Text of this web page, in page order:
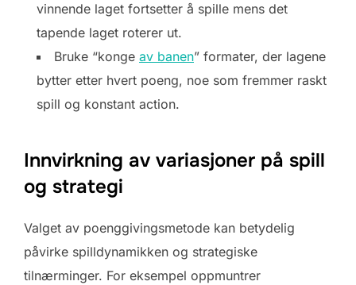
vinnende laget fortsetter å spille mens det
tapende laget roterer ut.
Bruke “konge av banen” formater, der lagene
bytter etter hvert poeng, noe som fremmer raskt
spill og konstant action.
Innvirkning av variasjoner på spill
og strategi
Valget av poenggivingsmetode kan betydelig
påvirke spilldynamikken og strategiske
tilnærminger. For eksempel oppmuntrer